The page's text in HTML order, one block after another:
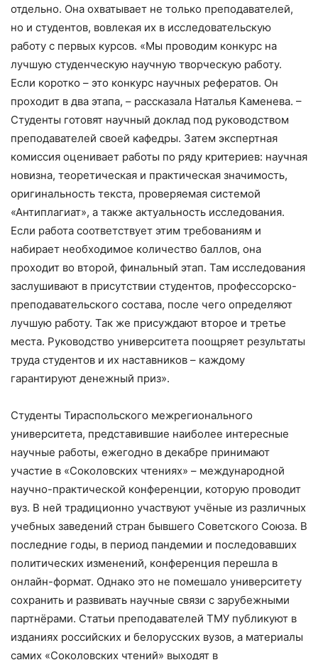
отдельно. Она охватывает не только преподавателей,
но и студентов, вовлекая их в исследовательскую
работу с первых курсов. «Мы проводим конкурс на
лучшую студенческую научную творческую работу.
Если коротко – это конкурс научных рефератов. Он
проходит в два этапа, – рассказала Наталья Каменева. –
Студенты готовят научный доклад под руководством
преподавателей своей кафедры. Затем экспертная
комиссия оценивает работы по ряду критериев: научная
новизна, теоретическая и практическая значимость,
оригинальность текста, проверяемая системой
«Антиплагиат», а также актуальность исследования.
Если работа соответствует этим требованиям и
набирает необходимое количество баллов, она
проходит во второй, финальный этап. Там исследования
заслушивают в присутствии студентов, профессорско-
преподавательского состава, после чего определяют
лучшую работу. Так же присуждают второе и третье
места. Руководство университета поощряет результаты
труда студентов и их наставников – каждому
гарантируют денежный приз».
Студенты Тираспольского межрегионального
университета, представившие наиболее интересные
научные работы, ежегодно в декабре принимают
участие в «Соколовских чтениях» – международной
научно-практической конференции, которую проводит
вуз. В ней традиционно участвуют учёные из различных
учебных заведений стран бывшего Советского Союза. В
последние годы, в период пандемии и последовавших
политических изменений, конференция перешла в
онлайн-формат. Однако это не помешало университету
сохранить и развивать научные связи с зарубежными
партнёрами. Статьи преподавателей ТМУ публикуют в
изданиях российских и белорусских вузов, а материалы
самих «Соколовских чтений» выходят в